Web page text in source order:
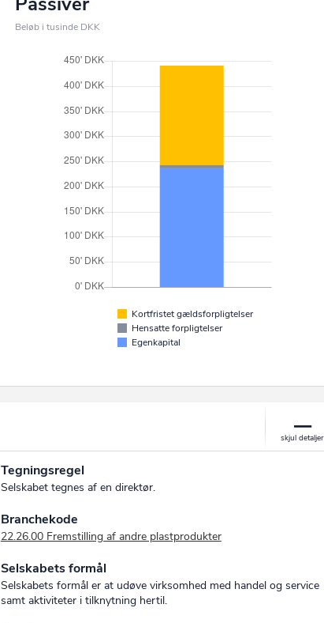
Beløb i tusinde DKK
Kortfristet gældsforpligtelser
Hensatte forpligtelser
Egenkapital
Tegningsregel
Selskabet tegnes af en direktør.
Branchekode
22.26.00 Fremstilling af andre plastprodukter
Selskabets formål
Selskabets formål er at udøve virksomhed med handel og service
samt aktiviteter i tilknytning hertil.